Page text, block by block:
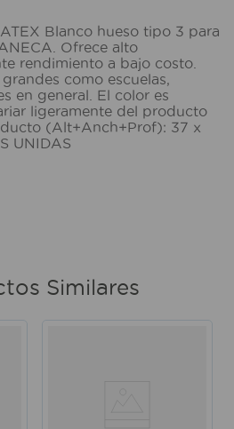
Blanco hueso tipo 3 para
Ofrece alto
rendimiento a bajo costo.
como escuelas,
en general. El color es
ligeramente del producto
(Alt+Anch+Prof): 37 x
UNIDAS
Similares